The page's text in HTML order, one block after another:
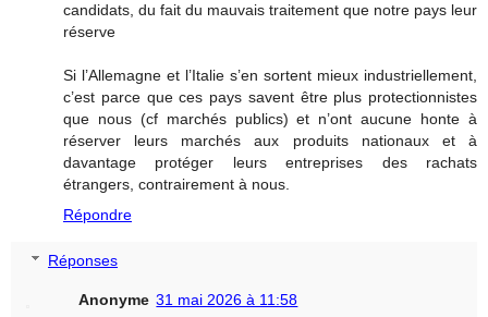
candidats, du fait du mauvais traitement que notre pays leur
réserve
Si l’Allemagne et l’Italie s’en sortent mieux industriellement,
c’est parce que ces pays savent être plus protectionnistes
que nous (cf marchés publics) et n’ont aucune honte à
réserver leurs marchés aux produits nationaux et à
davantage protéger leurs entreprises des rachats
étrangers, contrairement à nous.
Répondre
Réponses
Anonyme 31 mai 2026 à 11:58